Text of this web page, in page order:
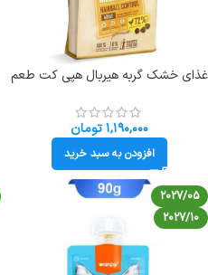
غذای خشک گربه هیربال هپی کت طعم
Hairball
۱,۱۹۰,۰۰۰ تومان
افزودن به سبد خرید
2027/05
2027/10